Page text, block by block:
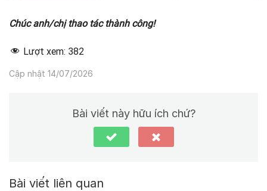
Chúc anh/chị thao tác thành công!
Lượt xem: 382
Cập nhật 14/07/2026
Bài viết này hữu ích chứ?
Bài viết liên quan